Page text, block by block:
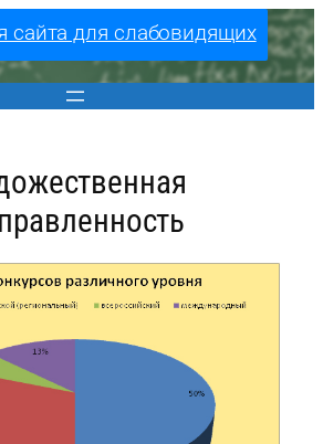
для слабовидящих